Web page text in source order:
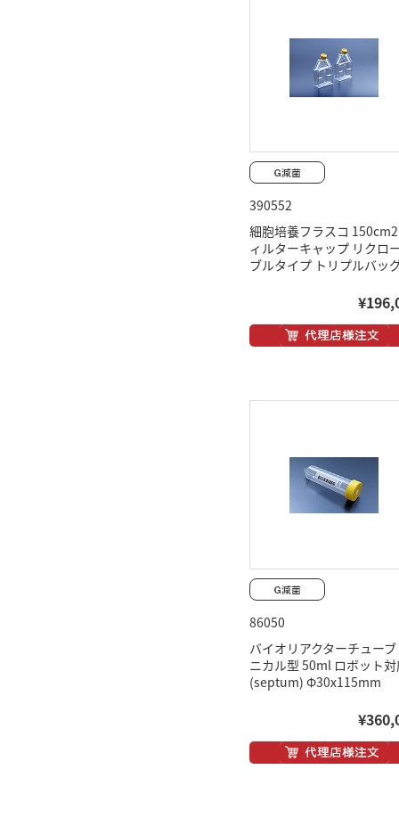
390552
細胞培養フラスコ
ィルターキャップ リクロ
ブルタイプ トリプルバッ
86050
バイオリアクターチュー
ニカル型 50ml ロボット
(septum) Φ30x115mm